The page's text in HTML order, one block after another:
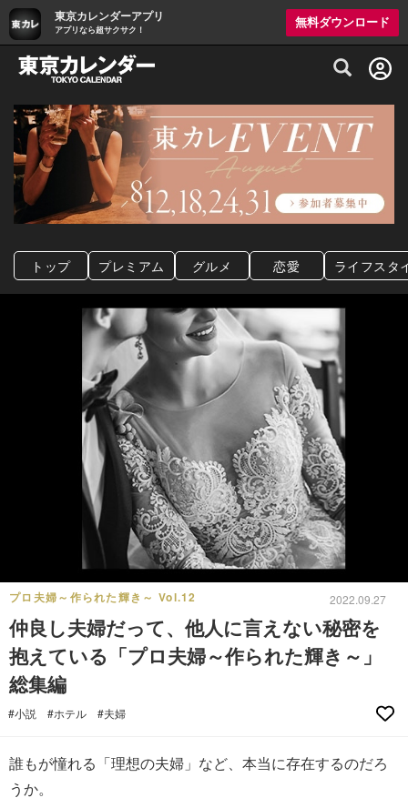
東京カレンダーアプリ
アプリなら超サクサク！
無料ダウンロード
グルメ情報・プレミアムレストラン予約
トップ プレミアム グルメ 恋愛 ライフスタ
プロ夫婦～作られた輝き～ Vol.12 2022.09.27
仲良し夫婦だって、他人に言えない秘密を
抱えている「プロ夫婦～作られた輝き～」
総集編
#小説 #ホテル #夫婦
誰もが憧れる「理想の夫婦」など、本当に存在するのだろ
うか。